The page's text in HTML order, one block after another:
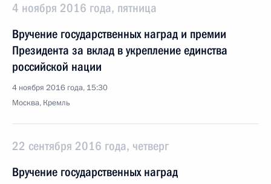
4 ноября 2016 года, пятница
Вручение государственных наград и премии
Президента за вклад в укрепление единства
российской нации
4 ноября 2016 года, 15:30
Москва, Кремль
22 сентября 2016 года, четверг
Вручение государственных наград